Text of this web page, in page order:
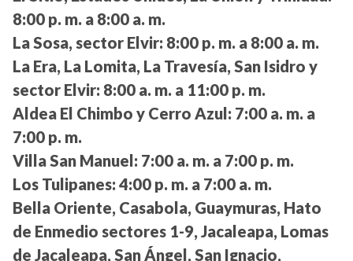
8:00 p. m. a 8:00 a. m.
La Sosa, sector Elvir: 8:00 p. m. a 8:00 a. m.
La Era, La Lomita, La Travesía, San Isidro y
sector Elvir: 8:00 a. m. a 11:00 p. m.
Aldea El Chimbo y Cerro Azul: 7:00 a. m. a
7:00 p. m.
Villa San Manuel: 7:00 a. m. a 7:00 p. m.
Los Tulipanes: 4:00 p. m. a 7:00 a. m.
Bella Oriente, Casabola, Guaymuras, Hato
de Enmedio sectores 1-9, Jacaleapa, Lomas
de Jacaleapa, San Ángel, San Ignacio,